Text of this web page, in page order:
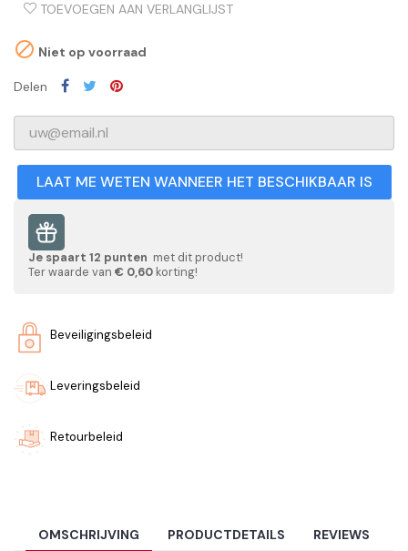
TOEVOEGEN AAN VERLANGLIJST
 Niet op voorraad
Delen
LAAT ME WETEN WANNEER HET BESCHIKBAAR IS
Je spaart 12 punten met dit product!
Ter waarde van € 0,60 korting!
Beveiligingsbeleid
Leveringsbeleid
Retourbeleid
OMSCHRIJVING PRODUCTDETAILS REVIEWS